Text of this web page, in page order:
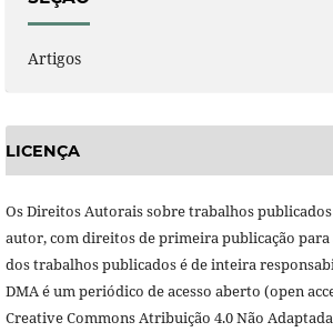
Artigos
LICENÇA
Os Direitos Autorais sobre trabalhos
autor, com direitos de primeira publicação para
dos trabalhos publicados é de inteira
DMA é um periódico de acesso aberto (open
Creative Commons Atribuição 4.0 Não